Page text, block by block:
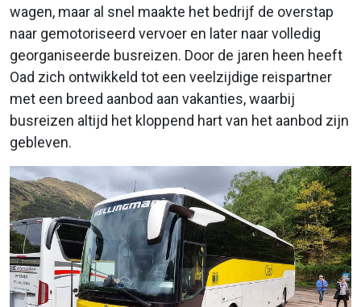
wagen, maar al snel maakte het bedrijf de overstap
naar gemotoriseerd vervoer en later naar volledig
georganiseerde busreizen. Door de jaren heen heeft
Oad zich ontwikkeld tot een veelzijdige reispartner
met een breed aanbod aan vakanties, waarbij
busreizen altijd het kloppend hart van het aanbod zijn
gebleven.